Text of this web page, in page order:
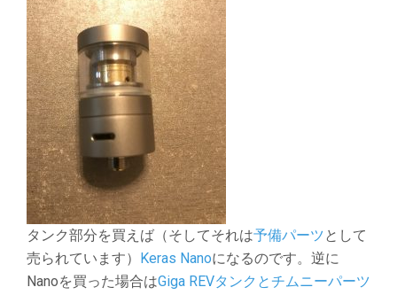
タンク部分を買えば（そしてそれは予備パーツとして
売られています） Keras Nanoになるのです。逆に
Nanoを買った場合はGiga REVタンクとチムニーパーツ